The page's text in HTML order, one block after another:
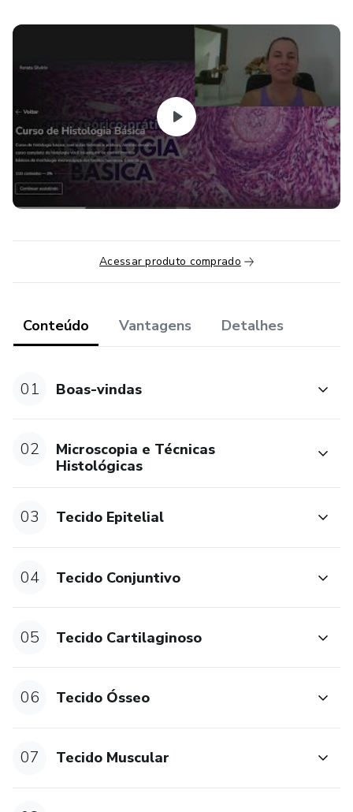
Acessar produto comprado
Conteúdo Vantagens Detalhes
01 Boas-vindas
02
Microscopia e Técnicas
Histológicas
03 Tecido Epitelial
04 Tecido Conjuntivo
05 Tecido Cartilaginoso
06 Tecido Ósseo
07 Tecido Muscular